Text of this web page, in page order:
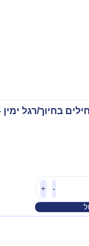
רגל ימין – 10 יח'
+